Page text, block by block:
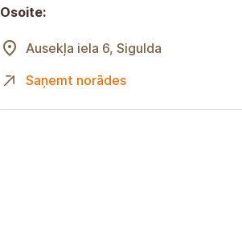
Osoite:
Ausekļa iela 6, Sigulda
Saņemt norādes